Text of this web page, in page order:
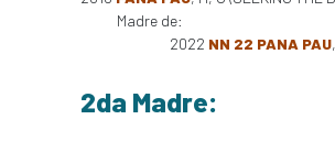
Madre de:
2022 NN 22 PANA PAU
2da Madre: